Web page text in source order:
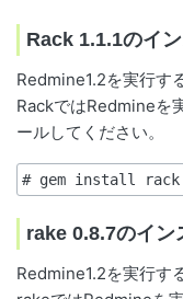
Rack 1.1.1のイ
Redmine1.2を実行す
RackではRedmineを
ールしてください。
# gem install
rake 0.8.7のイン
Redmine1.2を実行す